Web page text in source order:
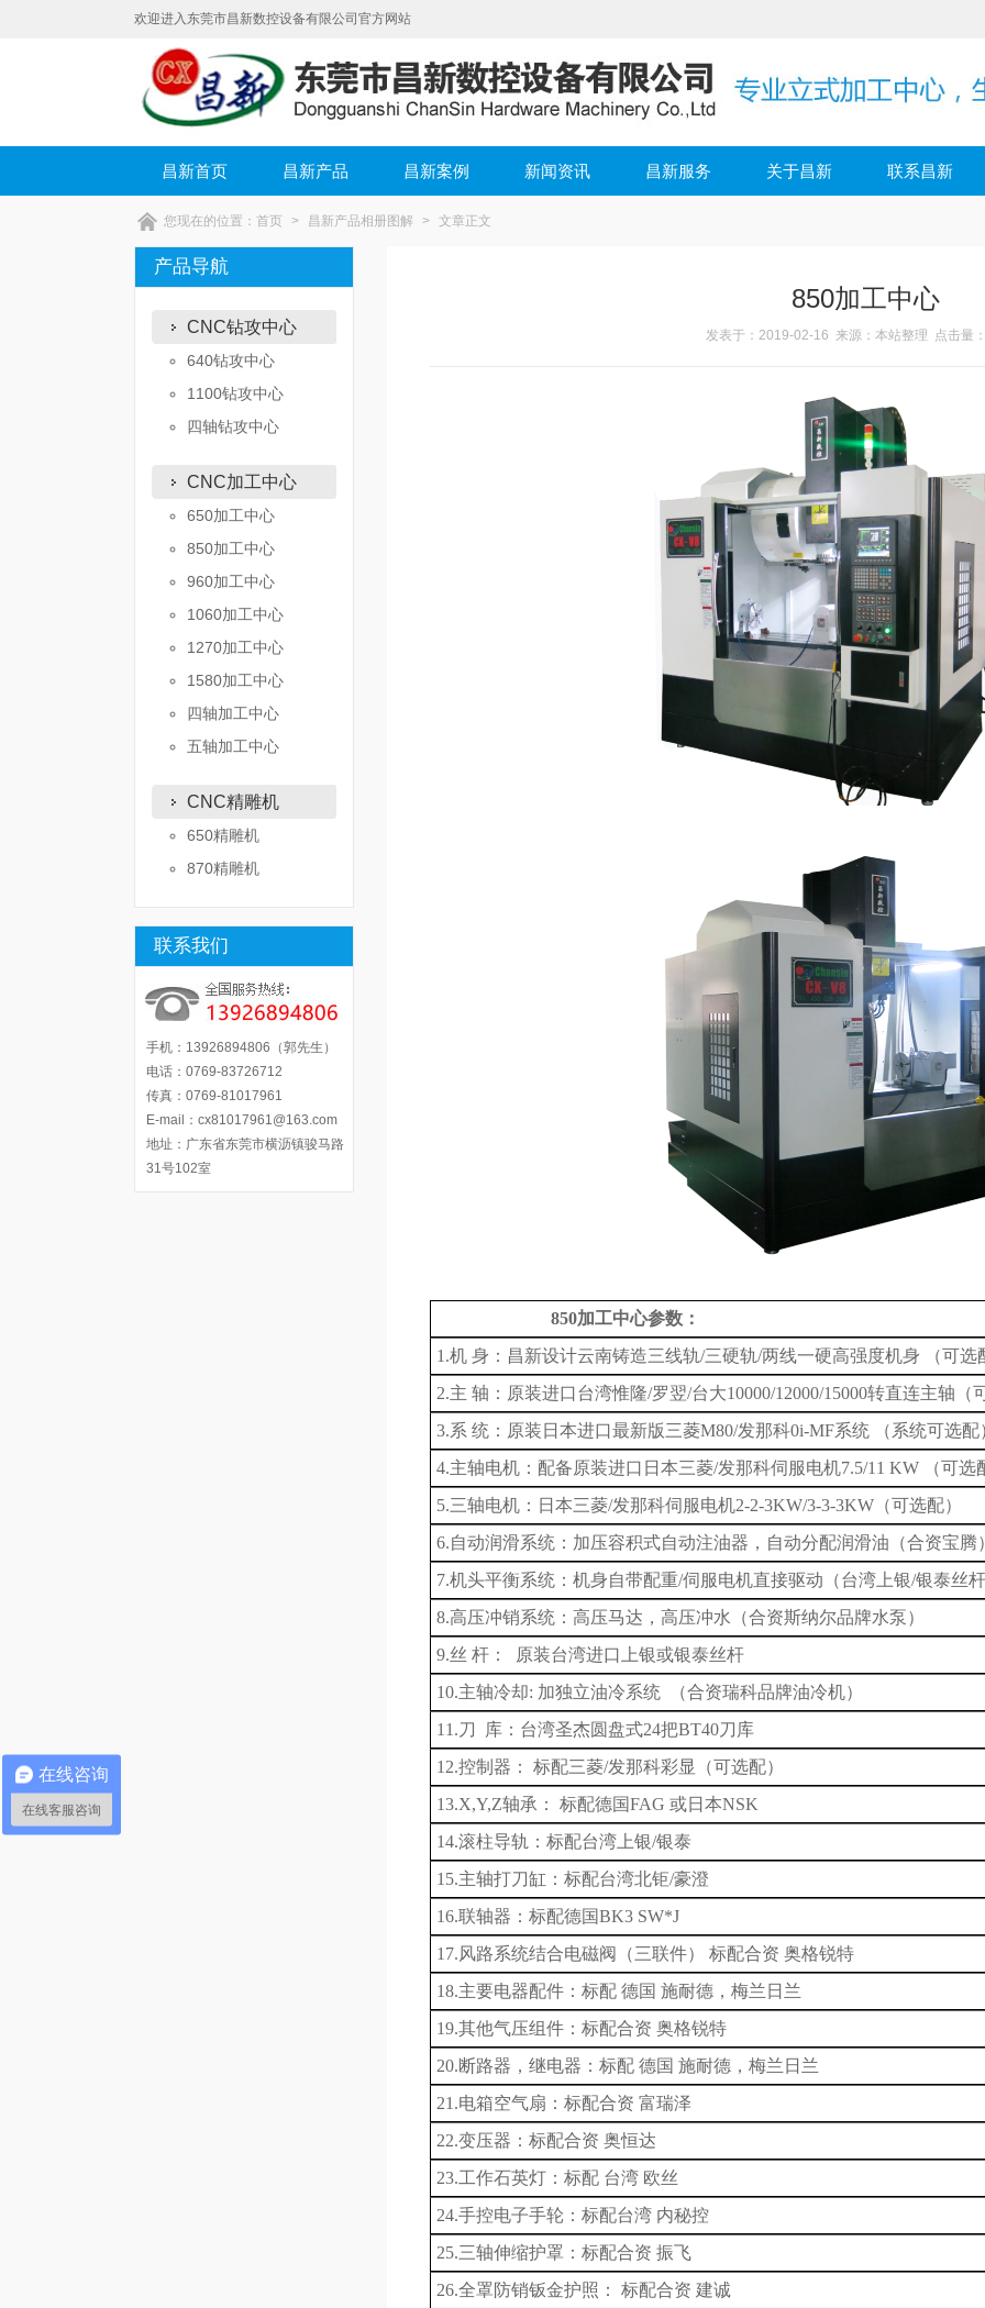
欢迎进入东莞市昌新数控设备有限公司官方网站
昌新首页 昌新产品 昌新案例 新闻资讯 昌新服务 关于昌新 联系昌新
您现在的位置： 首页 > 昌新产品相册图解 > 文章正文
产品导航
CNC钻攻中心
640钻攻中心
1100钻攻中心
四轴钻攻中心
CNC加工中心
650加工中心
850加工中心
960加工中心
1060加工中心
1270加工中心
1580加工中心
四轴加工中心
五轴加工中心
CNC精雕机
650精雕机
870精雕机
联系我们
手机：13926894806（郭先生）
电话：0769-83726712
传真：0769-81017961
E-mail：cx81017961@163.com
地址：广东省东莞市横沥镇骏马路
31号102室
850加工中心
发表于：2019-02-16 来源：本站整理 点击量
850加工中心参数 ：
1.机 身：昌新设计云南铸造三线轨/三硬轨/两线一硬高强度机身 （可选
2.主 轴： 原装进口台湾惟隆/罗翌/台大10000/12000/15000转直连主轴 （
3.系 统：原装日本进口最新版三菱M80/发那科0i-MF系统 （系统可选配
4.主轴电机：配备原装进口日本三菱/发那科伺服电机7.5/11 KW （可选
5.三轴电机：日本三菱/发那科伺服电机2-2-3KW/3-3-3KW（可选配）
6.自动润滑系统： 加压容积式自动注油器，自动分配润滑油（合资宝腾
7.机头平衡系统： 机身自带配重/伺服电机直接驱动（台湾上银/银泰丝
8.高压冲销系统： 高压马达，高压冲水 （合资斯纳尔品牌水泵）
9.丝 杆： 原装台湾进口上银或银泰丝杆
10.主轴冷却: 加独立油冷系统 （合资瑞科品牌油冷机）
11.刀
库：台湾圣杰圆盘式24把BT40刀库
12.控制器： 标配三菱/发那科彩显（可选配）
13.X,Y,Z轴承： 标配德国FAG 或日本NSK
14.滚柱导轨：标配台湾上银/银泰
15.主轴打刀缸：标配台湾北钜/豪澄
16.联轴器：标配德国BK3 SW*J
17.风路系统结合电磁阀（三联件） 标配合资 奥格锐特
18.主要电器配件：标配 德国 施耐德，梅兰日兰
19.其他气压组件：标配合资 奥格锐特
20.断路器，继电器：标配 德国 施耐德，梅兰日兰
21.电箱空气扇：标配合资 富瑞泽
22.变压器：标配合资 奥恒达
23.工作石英灯：标配 台湾 欧丝
24.手控电子手轮：标配台湾 内秘控
25.三轴伸缩护罩：标配合资 振飞
26.全罩防销钣金护照： 标配合资 建诚
在线咨询
在线客服咨询